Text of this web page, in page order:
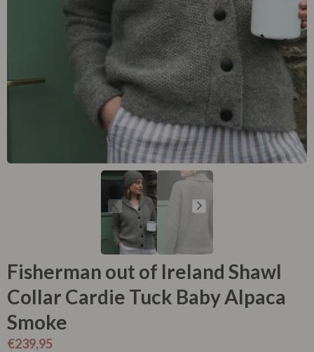
Fisherman out of Ireland Shawl
Collar Cardie Tuck Baby Alpaca
Smoke
€239,95